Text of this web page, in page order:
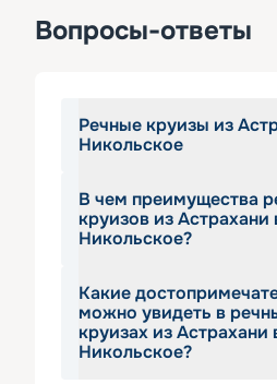
Вопросы-ответы
Речные круизы из
Никольское
Популярные речные
Астрахани в
возможность
колоритом
насладиться
Нижней Волги. Это
В чем преимущества
круизов из Астрахани
Никольское?
Основное
заключается в
путешествие
Какие
можно увидеть в
круизах из Астрахани
Никольское?